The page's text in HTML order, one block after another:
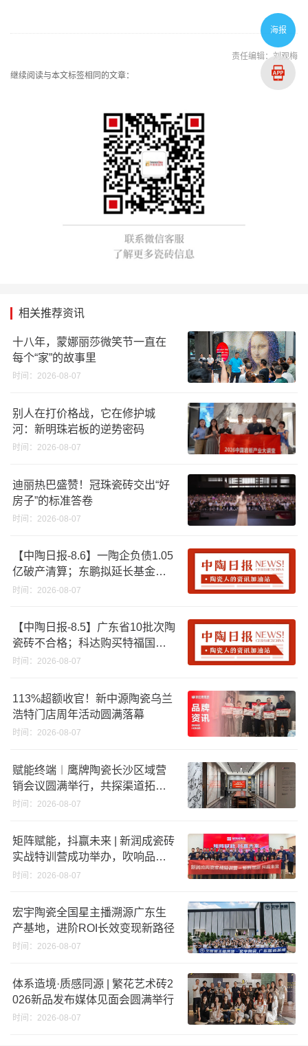
责任编辑：刘观梅
继续阅读与本文标签相同的文章：
相关推荐资讯
十八年，蒙娜丽莎微笑节一直在
每个“家”的故事里
时间：2026-08-07
别人在打价格战，它在修护城
河：新明珠岩板的逆势密码
时间：2026-08-07
迪丽热巴盛赞！冠珠瓷砖交出“好
房子”的标准答卷
时间：2026-08-07
【中陶日报-8.6】一陶企负债1.05
亿破产清算；东鹏拟延长基金投
资期限；工信部开展建陶行业能
时间：2026-08-07
【中陶日报-8.5】广东省10批次陶
瓷砖不合格；科达购买特福国际
股份申请未通过；蒙娜丽莎5千万
破18亿元
时间：2026-08-07
113%超额收官！新中源陶瓷乌兰
浩特门店周年活动圆满落幕
时间：2026-08-07
赋能终端︱鹰牌陶瓷长沙区域营
销会议圆满举行，共探渠道拓展
与门店升级新路径
时间：2026-08-07
矩阵赋能，抖赢未来 | 新润成瓷砖
实战特训营成功举办，吹响品牌
秋季营销冲锋号！
时间：2026-08-07
宏宇陶瓷全国星主播溯源广东生
产基地，进阶ROI长效变现新路径
时间：2026-08-07
体系造境·质感同源 | 繁花艺术砖2
026新品发布媒体见面会圆满举行
时间：2026-08-07
海报